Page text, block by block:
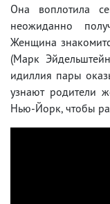
Она воплотила
неожиданно
Женщина
(Марк
идиллия пары
узнают родители
Нью-Йорк, чтобы